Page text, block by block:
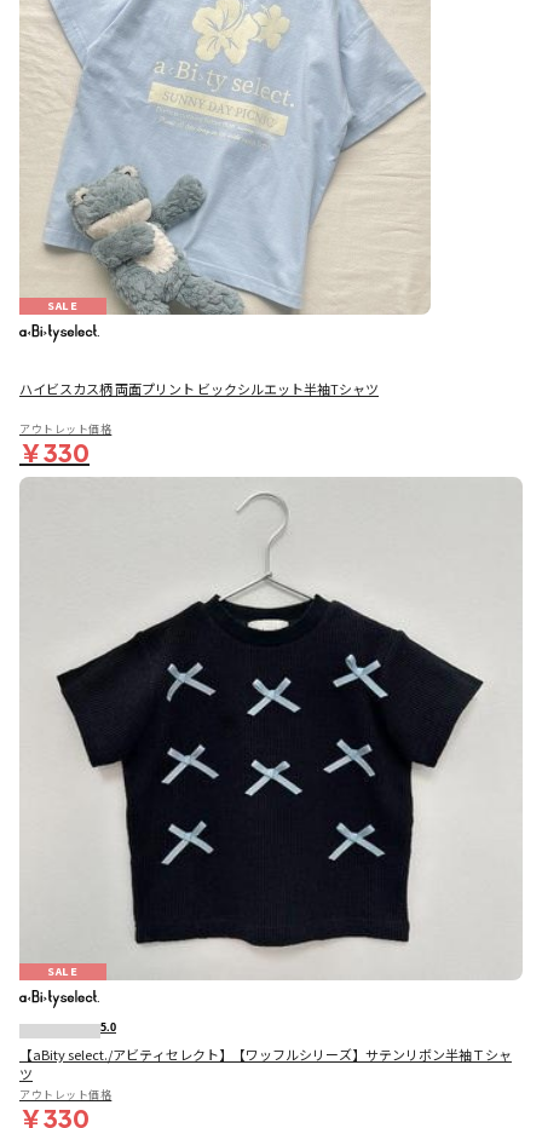
SALE
ハイビスカス柄 両面プリント ビックシルエット半袖Tシャツ
アウトレット価格
￥330
SALE
5.0
【aBity select./アビティセレクト】【ワッフルシリーズ】サテンリボン半袖Ｔシャ
ツ
アウトレット価格
￥330